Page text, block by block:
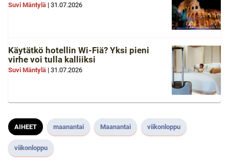
Suvi Mäntylä | 31.07.2026
Käytätkö hotellin Wi-Fiä? Yksi pieni
virhe voi tulla kalliiksi
Suvi Mäntylä | 31.07.2026
AIHEET maanantai Maanantai viikonloppu
viikonloppu